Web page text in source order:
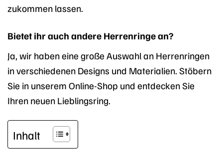
zukommen lassen.
Bietet ihr auch andere Herrenringe an?
Ja, wir haben eine große Auswahl an Herrenringen
in verschiedenen Designs und Materialien. Stöbern
Sie in unserem Online-Shop und entdecken Sie
Ihren neuen Lieblingsring.
Inhalt